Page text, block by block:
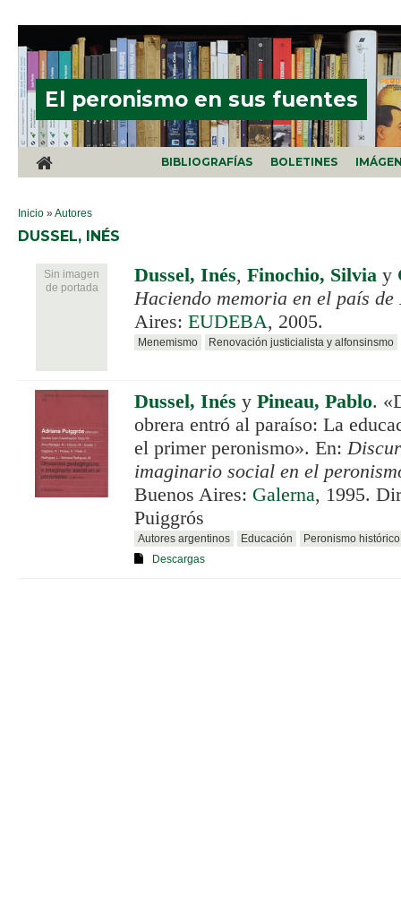
El peronismo en sus fuentes
BIBLIOGRAFÍAS BOLETINES
SE ENCUENTRA USTED AQUÍ
Inicio »Autores
DUSSEL, INÉS
Sin imagen
de portada
Dussel, Inés, Finochio, Silvia y
Haciendo memoria en el país de
Aires: EUDEBA, 2005.
Menemismo Renovación justicialista y alfonsinsmo
Dussel, Inés y Pineau, Pablo.
obrera entró al paraíso: La
el primer peronismo». En:
imaginario social en el
Buenos Aires: Galerna, 1995.
Puiggrós
Autores argentinos Educación
Peronismo histórico
Descargas